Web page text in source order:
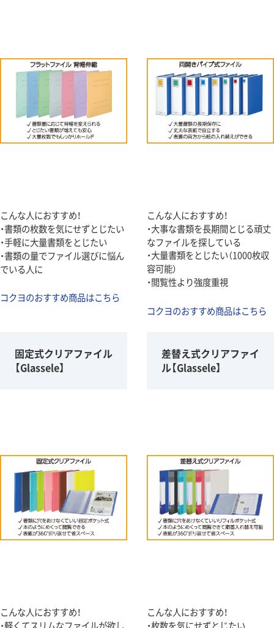
こんな人におすすめ！
・書類の枚数を気にせずとじたい
・手軽に大量書類をとじたい
・書類の量でファイル選びに悩ん
でいる人に
コクヨのおすすめ商品はこちら
こんな人におすすめ！
・大事な書類を長期間とじる頑丈
なファイルを探している
・大量書類をとじたい（1000枚収
容可能）
・閲覧性より強度重視
コクヨのおすすめ商品はこちら
固定式クリアファイル
【Glassele】
こんな人におすすめ！
・軽くてスリムなファイルが欲し
差替え式クリアファイ
ル【Glassele】
こんな人におすすめ！
・枚数を気にせずとじたい